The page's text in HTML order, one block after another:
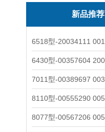
新品推荐